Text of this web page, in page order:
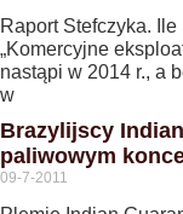
Raport Stefczyka.
„Komercyjne
nastąpi w 2014 r., a
w
Brazylijscy
paliwowym
09-7-2011